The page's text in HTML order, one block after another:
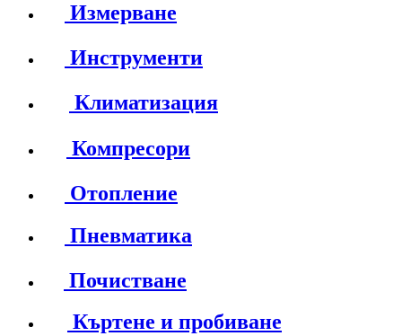
Измерване
Инструменти
Климатизация
Компресори
Отопление
Пневматика
Почистване
Къртене и пробиване